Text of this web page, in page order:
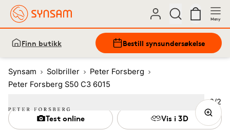
Meny
Finn butikk Bestill synsundersøkelse
Synsam Solbriller
Peter Forsberg
Peter Forsberg S50 C3 6015
Test online Vis i 3D
Bilde
2/2
Image (Current image)